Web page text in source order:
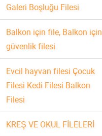
Galeri Boşluğu Filesi
Balkon için file, Balkon için
güvenlik filesi
Evcil hayvan filesi Çocuk
Filesi Kedi Filesi Balkon
Filesi
KREŞ VE OKUL FİLELERİ